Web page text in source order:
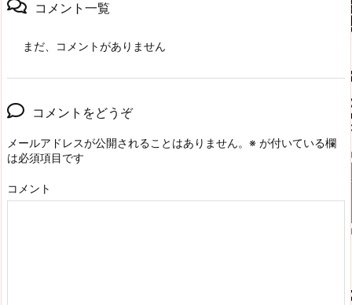
コメント一覧
まだ、コメントがありません
コメントをどうぞ
メールアドレスが公開されることはありません。 ※ が付いている欄
は必須項目です
コメント